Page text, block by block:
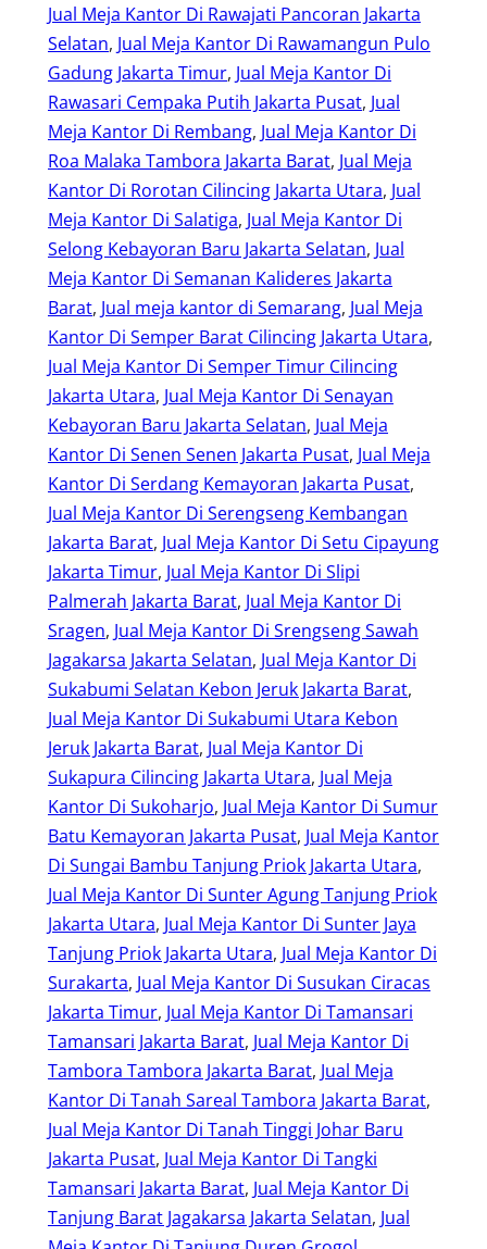
Jual Meja Kantor Di Rawajati Pancoran Jakarta
Selatan, Jual Meja Kantor Di Rawamangun Pulo
Gadung Jakarta Timur, Jual Meja Kantor Di
Rawasari Cempaka Putih Jakarta Pusat, Jual
Meja Kantor Di Rembang, Jual Meja Kantor Di
Roa Malaka Tambora Jakarta Barat, Jual Meja
Kantor Di Rorotan Cilincing Jakarta Utara, Jual
Meja Kantor Di Salatiga, Jual Meja Kantor Di
Selong Kebayoran Baru Jakarta Selatan, Jual
Meja Kantor Di Semanan Kalideres Jakarta
Barat, Jual meja kantor di Semarang, Jual Meja
Kantor Di Semper Barat Cilincing Jakarta Utara
Jual Meja Kantor Di Semper Timur Cilincing
Jakarta Utara, Jual Meja Kantor Di Senayan
Kebayoran Baru Jakarta Selatan, Jual Meja
Kantor Di Senen Senen Jakarta Pusat, Jual Meja
Kantor Di Serdang Kemayoran Jakarta Pusat
Jual Meja Kantor Di Serengseng Kembangan
Jakarta Barat, Jual Meja Kantor Di Setu Cipayung
Jakarta Timur, Jual Meja Kantor Di Slipi
Palmerah Jakarta Barat, Jual Meja Kantor Di
Sragen, Jual Meja Kantor Di Srengseng Sawah
Jagakarsa Jakarta Selatan, Jual Meja Kantor Di
Sukabumi Selatan Kebon Jeruk Jakarta Barat
Jual Meja Kantor Di Sukabumi Utara Kebon
Jeruk Jakarta Barat, Jual Meja Kantor Di
Sukapura Cilincing Jakarta Utara, Jual Meja
Kantor Di Sukoharjo, Jual Meja Kantor Di Sumur
Batu Kemayoran Jakarta Pusat, Jual Meja Kantor
Di Sungai Bambu Tanjung Priok Jakarta Utara
Jual Meja Kantor Di Sunter Agung Tanjung Priok
Jakarta Utara, Jual Meja Kantor Di Sunter Jaya
Tanjung Priok Jakarta Utara, Jual Meja Kantor Di
Surakarta, Jual Meja Kantor Di Susukan Ciracas
Jakarta Timur, Jual Meja Kantor Di Tamansari
Tamansari Jakarta Barat, Jual Meja Kantor Di
Tambora Tambora Jakarta Barat, Jual Meja
Kantor Di Tanah Sareal Tambora Jakarta Barat
Jual Meja Kantor Di Tanah Tinggi Johar Baru
Jakarta Pusat, Jual Meja Kantor Di Tangki
Tamansari Jakarta Barat, Jual Meja Kantor Di
Tanjung Barat Jagakarsa Jakarta Selatan, Jual